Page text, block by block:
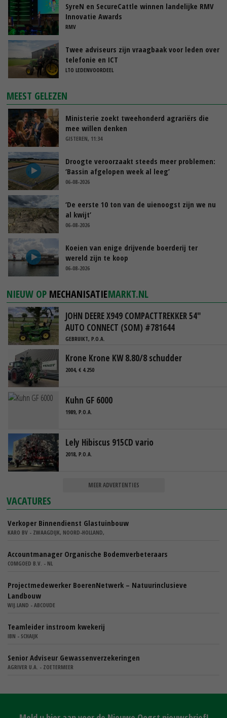
SyreN en SecureCattle winnen landelijke RMV
Innovatie Awards
RMV
Twee adviseurs zijn vraagbaak voor leden over
telefonie en ICT
LTO LEDENVOORDEEL
MEEST GELEZEN
Ministerie zoekt tweehonderd agrariërs die
mee willen denken
GISTEREN, 11:34
Droogte veroorzaakt steeds meer problemen:
‘Bassin afgelopen week al leeg’
06-08-2026
‘De eerste 10 ton van de uienoogst zijn we nu
al kwijt’
06-08-2026
Koeien van enige drijvende boerderij ter
wereld zijn te koop
06-08-2026
NIEUW OP MECHANISATIEMARKT.NL
JOHN DEERE X949 COMPACTTREKKER 54"
AUTO CONNECT (SOM) #781644
GEBRUIKT, P.O.A.
Krone Krone KW 8.80/8 schudder
2004, € 4.250
Kuhn GF 6000
1989, P.O.A.
Lely Hibiscus 915CD vario
2018, P.O.A.
MEER ADVERTENTIES
VACATURES
Verkoper Binnendienst Glastuinbouw
KARO BV - ZWAAGDIJK, NOORD-HOLLAND,
Accountmanager Organische Bodemverbeteraars
COMGOED B.V. - NL
Projectmedewerker BoerenNetwerk – Natuurinclusieve
Landbouw
WIJ.LAND - ABCOUDE
Teamleider instroom kwekerij
IBN - SCHAIJK
Senior Adviseur Gewassenverzekeringen
AGRIVER U.A. - ZOETERMEER